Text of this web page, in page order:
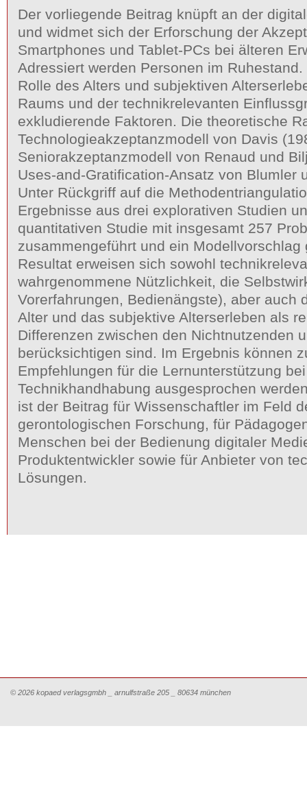
Der vorliegende Beitrag knüpft an der
und widmet sich der Erforschung der
Smartphones und Tablet-PCs bei älteren
Adressiert werden Personen im
Rolle des Alters und subjektiven
Raums und der technik­relevanten
exkludierende Faktoren. Die theoretische
Technologieakzeptanzmodell von Davis
Seniorakzeptanzmodell von Renaud und
Uses-and-Gratification-Ansatz von Blumler
Unter Rückgriff auf die
Ergebnisse aus drei explorativen Studien
quantitativen Studie mit insgesamt 257
zusammengeführt und ein Modellvorschlag
Resultat erweisen sich sowohl
wahrgenommene Nützlichkeit, die
Vorerfahrungen, Bedienängste), aber auch
Alter und das subjektive Alterserleben als
Differenzen zwischen den Nichtnutzenden
berücksichtigen sind. Im Ergebnis können
Empfehlungen für die Lernunterstützung
Technikhandhabung ausgesprochen
ist der Beitrag für Wissenschaftler im Feld
gerontologischen Forschung, für
Menschen bei der Bedienung digitaler
Produktentwickler sowie für Anbieter von
Lösungen.
© 2026 kopaed verlagsgmbh _ arnulfstraße 205 _ 80634 münchen